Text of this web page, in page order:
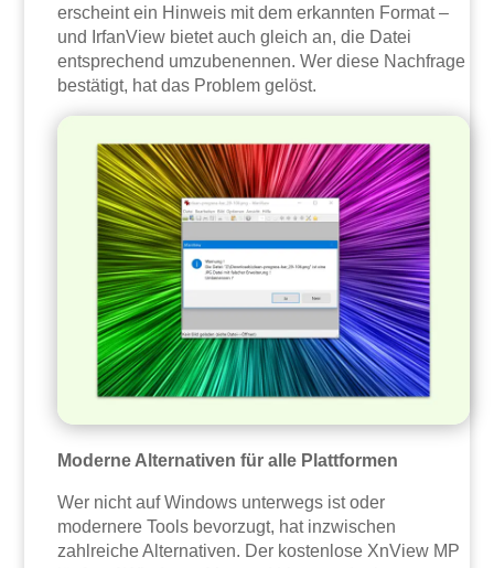
erscheint ein Hinweis mit dem erkannten Format –
und IrfanView bietet auch gleich an, die Datei
entsprechend umzubenennen. Wer diese Nachfrage
bestätigt, hat das Problem gelöst.
Moderne Alternativen für alle Plattformen
Wer nicht auf Windows unterwegs ist oder
modernere Tools bevorzugt, hat inzwischen
zahlreiche Alternativen. Der kostenlose XnView MP